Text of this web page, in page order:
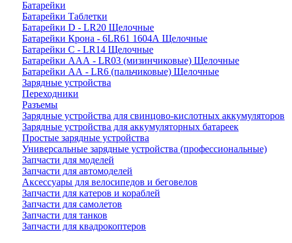
Батарейки
Батарейки Таблетки
Батарейки D - LR20 Щелочные
Батарейки Крона - 6LR61 1604A Щелочные
Батарейки C - LR14 Щелочные
Батарейки AAA - LR03 (мизинчиковые) Щелочные
Батарейки AA - LR6 (пальчиковые) Щелочные
Зарядные устройства
Переходники
Разъемы
Зарядные устройства для свинцово-кислотных аккумуляторов
Зарядные устройства для аккумуляторных батареек
Простые зарядные устройства
Универсальные зарядные устройства (профессиональные)
Запчасти для моделей
Запчасти для автомоделей
Аксессуары для велосипедов и беговелов
Запчасти для катеров и кораблей
Запчасти для самолетов
Запчасти для танков
Запчасти для квадрокоптеров